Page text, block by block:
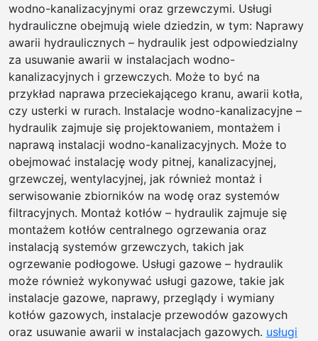
wodno-kanalizacyjnymi oraz grzewczymi. Usługi
hydrauliczne obejmują wiele dziedzin, w tym: Naprawy
awarii hydraulicznych – hydraulik jest odpowiedzialny
za usuwanie awarii w instalacjach wodno-
kanalizacyjnych i grzewczych. Może to być na
przykład naprawa przeciekającego kranu, awarii kotła,
czy usterki w rurach. Instalacje wodno-kanalizacyjne –
hydraulik zajmuje się projektowaniem, montażem i
naprawą instalacji wodno-kanalizacyjnych. Może to
obejmować instalację wody pitnej, kanalizacyjnej,
grzewczej, wentylacyjnej, jak również montaż i
serwisowanie zbiorników na wodę oraz systemów
filtracyjnych. Montaż kotłów – hydraulik zajmuje się
montażem kotłów centralnego ogrzewania oraz
instalacją systemów grzewczych, takich jak
ogrzewanie podłogowe. Usługi gazowe – hydraulik
może również wykonywać usługi gazowe, takie jak
instalacje gazowe, naprawy, przeglądy i wymiany
kotłów gazowych, instalacje przewodów gazowych
oraz usuwanie awarii w instalacjach gazowych. usługi